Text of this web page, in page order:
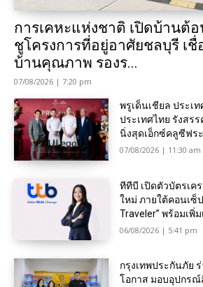
การเคหะแห่งชาติ เปิดบ้านต้
ชูโครงการที่อยู่อาศัยชลบุรี เ
บ้านคุณภาพ รองร...
07/08/2026 | 7:20 pm
พรูเด็นเชียล ประเ
ประเทศไทย รังสร
นิ่งสุดเอ็กซ์คลูซีฟระ
07/08/2026 | 11:30 am
ทีทีบี เปิดตัวบัตรเค
ใหม่ ภายใต้คอนเซ็
Traveler” พร้อมเพิ่มเ
06/08/2026 | 5:41 pm
กรุงเทพประกันภัย
โอกาส มอบอุปกรณ์